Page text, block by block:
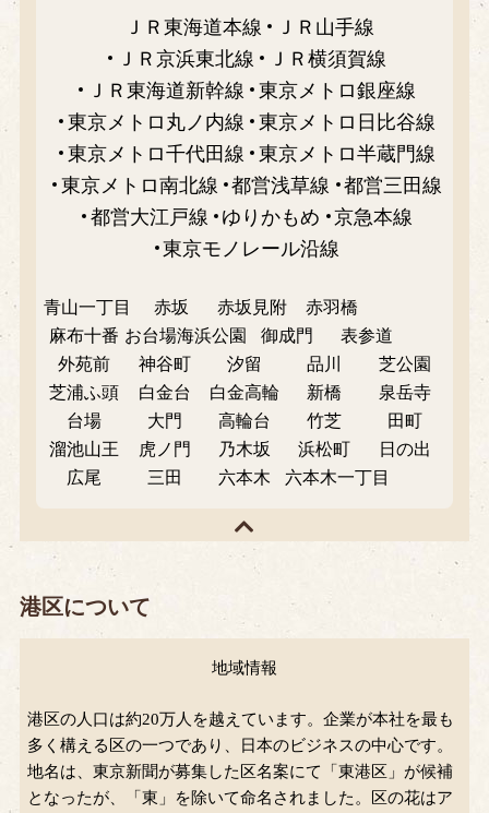
ＪＲ東海道本線
ＪＲ山手線
ＪＲ京浜東北線
ＪＲ横須賀線
ＪＲ東海道新幹線
東京メトロ銀座線
東京メトロ丸ノ内線
東京メトロ日比谷線
東京メトロ千代田線
東京メトロ半蔵門線
東京メトロ南北線
都営浅草線
都営三田線
都営大江戸線
ゆりかもめ
京急本線
東京モノレール沿線
青山一丁目 赤坂 赤坂見附
赤羽橋
麻布十番 お台場海浜公園 御成門
表参道
外苑前
神谷町 汐留 品川
芝公園
芝浦ふ頭
白金台 白金高輪 新橋
泉岳寺
台場
大門 高輪台 竹芝
田町
溜池山王
虎ノ門 乃木坂 浜松町
日の出
広尾
三田 六本木 六本木一丁目
港区について
地域情報
港区の人口は約20万人を越えています。企業が本社を最も
多く構える区の一つであり、日本のビジネスの中心です。
地名は、東京新聞が募集した区名案にて「東港区」が候補
となったが、「東」を除いて命名されました。区の花はア